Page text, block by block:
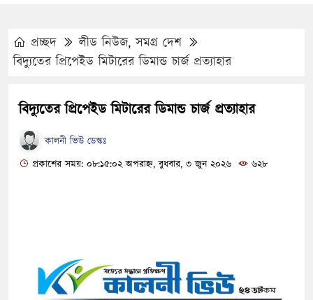
প্রচ্ছদ লীড নিউজ,সমগ্র দেশ
বিদ্যুতের প্রিপেইড মিটারের ডিমান্ড চার্জ প্রত্যাহার
বিদ্যুতের প্রিপেইড মিটারের ডিমান্ড চার্জ প্রত্যাহার
কালনী ভিউ ডেস্কঃ
প্রকাশের সময়: ০৮:১৫:০২ অপরাহ্ন, বুধবার, ৩ জুন ২০২৬
৬২৮